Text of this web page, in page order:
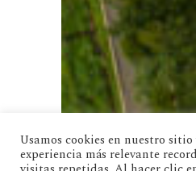
Usamos cookies en nuestro
experiencia más relevante